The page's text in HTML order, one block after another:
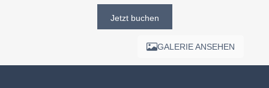
GALERIE ANSEHEN
Jetzt buchen